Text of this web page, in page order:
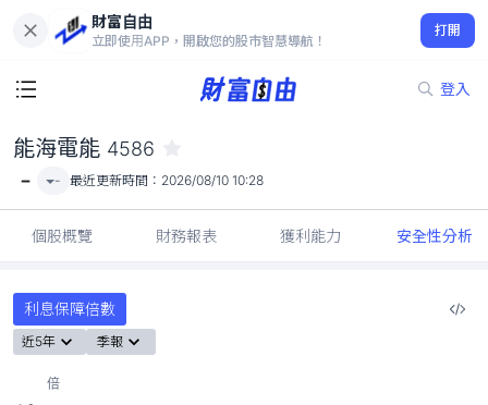
財富自由
立即使用APP，開啟您的股市智慧導航！
打開
登入
-
能海電能 4586
- - 最近更新時間： 2026/08/10 10:28
個股概覽 財務報表 獲利能力 安全性分析
利息保障倍數
近5年 季報